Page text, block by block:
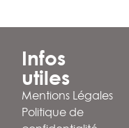
Infos
utiles
Mentions Légales
Politique de